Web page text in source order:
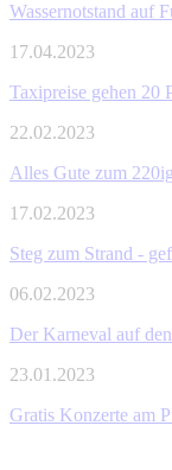
Wassernotstand auf
17.04.2023
Taxipreise gehen 20
22.02.2023
Alles Gute zum
17.02.2023
Steg zum Strand -
06.02.2023
Der Karneval auf
23.01.2023
Gratis Konzerte am